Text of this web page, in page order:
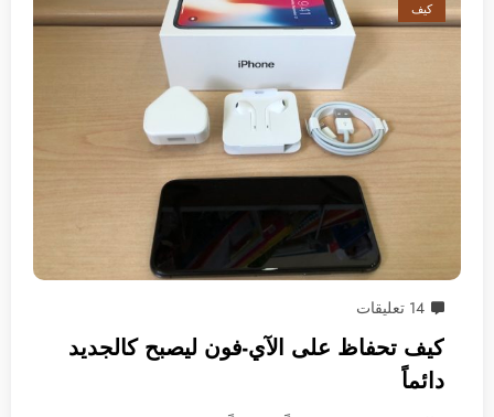
كيف
14 تعليقات
كيف تحفاظ على الآي-فون ليصبح كالجديد
دائماً